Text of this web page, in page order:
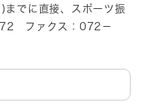
でに直接、スポーツ振
ファクス：072－